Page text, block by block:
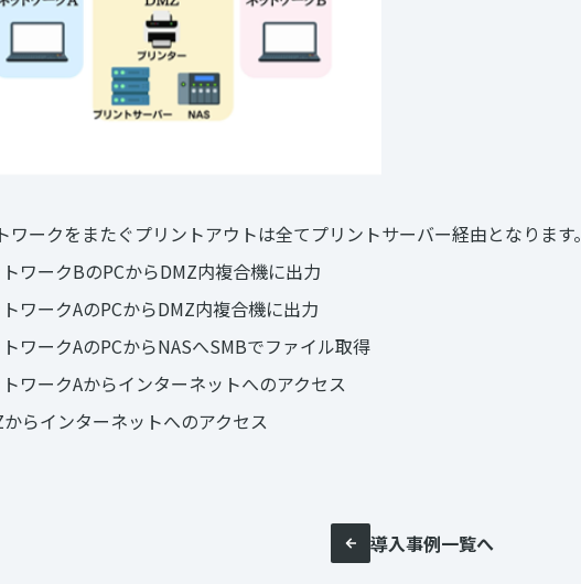
ークをまたぐプリントアウトは全てプリントサーバー経由となります。
ワークBのPCからDMZ内複合機に出力
ワークAのPCからDMZ内複合機に出力
ワークAのPCからNASへSMBでファイル取得
ワークAからインターネットへのアクセス
からインターネットへのアクセス
導入事例一覧へ